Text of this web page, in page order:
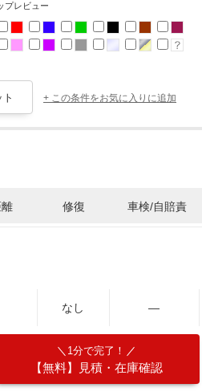
プレビュー
+ この条件をお気に入りに追加
修復 車検/自賠責
なし ―
1分で完了！
【無料】見積・在庫確認